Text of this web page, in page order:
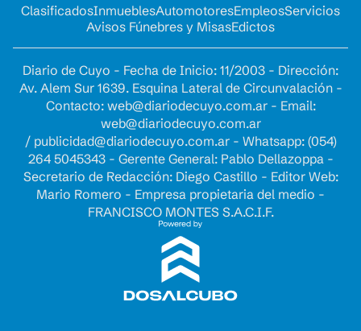
ClasificadosInmueblesAutomotoresEmpleosServicios
Avisos Fúnebres y MisasEdictos
Diario de Cuyo - Fecha de Inicio: 11/2003 - Dirección:
Av. Alem Sur 1639. Esquina Lateral de Circunvalación -
Contacto: web@diariodecuyo.com.ar- Email:
web@diariodecuyo.com.ar
/ publicidad@diariodecuyo.com.ar- Whatsapp: (054)
264 5045343 - Gerente General: Pablo Dellazoppa -
Secretario de Redacción: Diego Castillo - Editor Web:
Mario Romero - Empresa propietaria del medio -
FRANCISCO MONTES S.A.C.I.F.